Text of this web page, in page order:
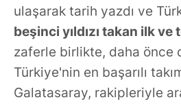
ulaşarak tarih yazdı ve
beşinci yıldızı takan ilk ve
zaferle birlikte, daha önce
Türkiye'nin en başarılı
Galatasaray, rakipleriyle